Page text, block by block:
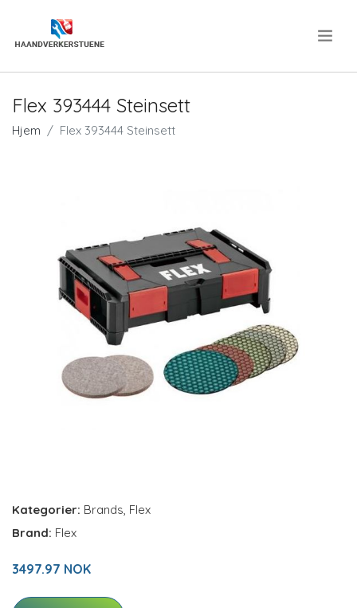
Flex 393444 Steinsett
Hjem Flex 393444 Steinsett
Kategorier: Brands, Flex
Brand: Flex
3497.97 NOK